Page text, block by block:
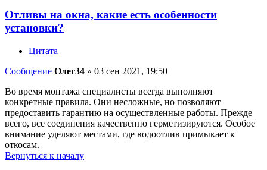
Отливы на окна, какие есть особенности
установки?
Цитата
Сообщение Олег34 » 03 сен 2021, 19:50
Во время монтажа специалисты всегда выполняют
конкретные правила. Они несложные, но позволяют
предоставить гарантию на осуществленные работы. Прежде
всего, все соединения качественно герметизируются. Особое
внимание уделяют местами, где водоотлив примыкает к
откосам.
Вернуться к началу